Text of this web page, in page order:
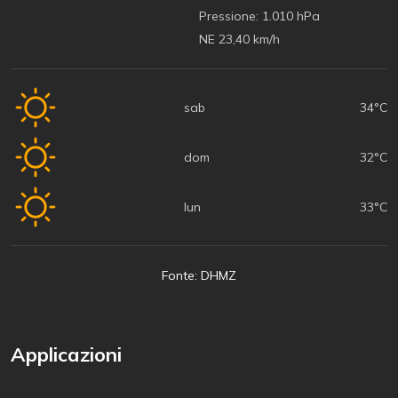
Pressione: 1.010 hPa
NE 23,40 km/h
sab 34°C
dom 32°C
lun 33°C
Fonte: DHMZ
Applicazioni